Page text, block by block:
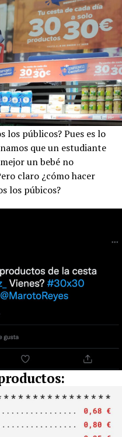
los públicos? Pues es lo
que un estudiante
un bebé no
claro ¿cómo hacer
los púbicos?